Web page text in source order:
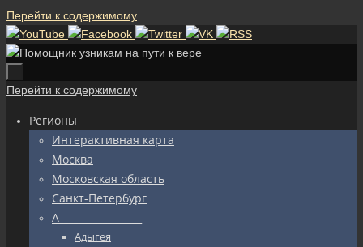
Перейти к содержимому
Перейти к содержимому
Регионы
Интерактивная карта
Москва
Московская область
Санкт-Петербург
А_________________
Адыгея